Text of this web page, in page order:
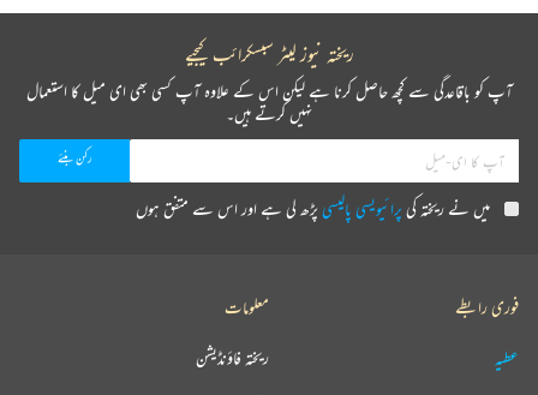
ریختہ نیوز لیٹر سبسکرائب کیجیے
آپ کو باقاعدگی سے کچھ حاصل کرنا ہے لیکن اس کے علاوہ آپ کسی بھی ای میل کا استعمال
نہیں کرتے ہیں۔
میں نے ریختہ کیپرائیویسی پالیسیپڑھ لی ہے اور اس سے متفق ہوں
فوری رابطے
عطیہ
معلومات
ریختہ فاؤنڈیشن